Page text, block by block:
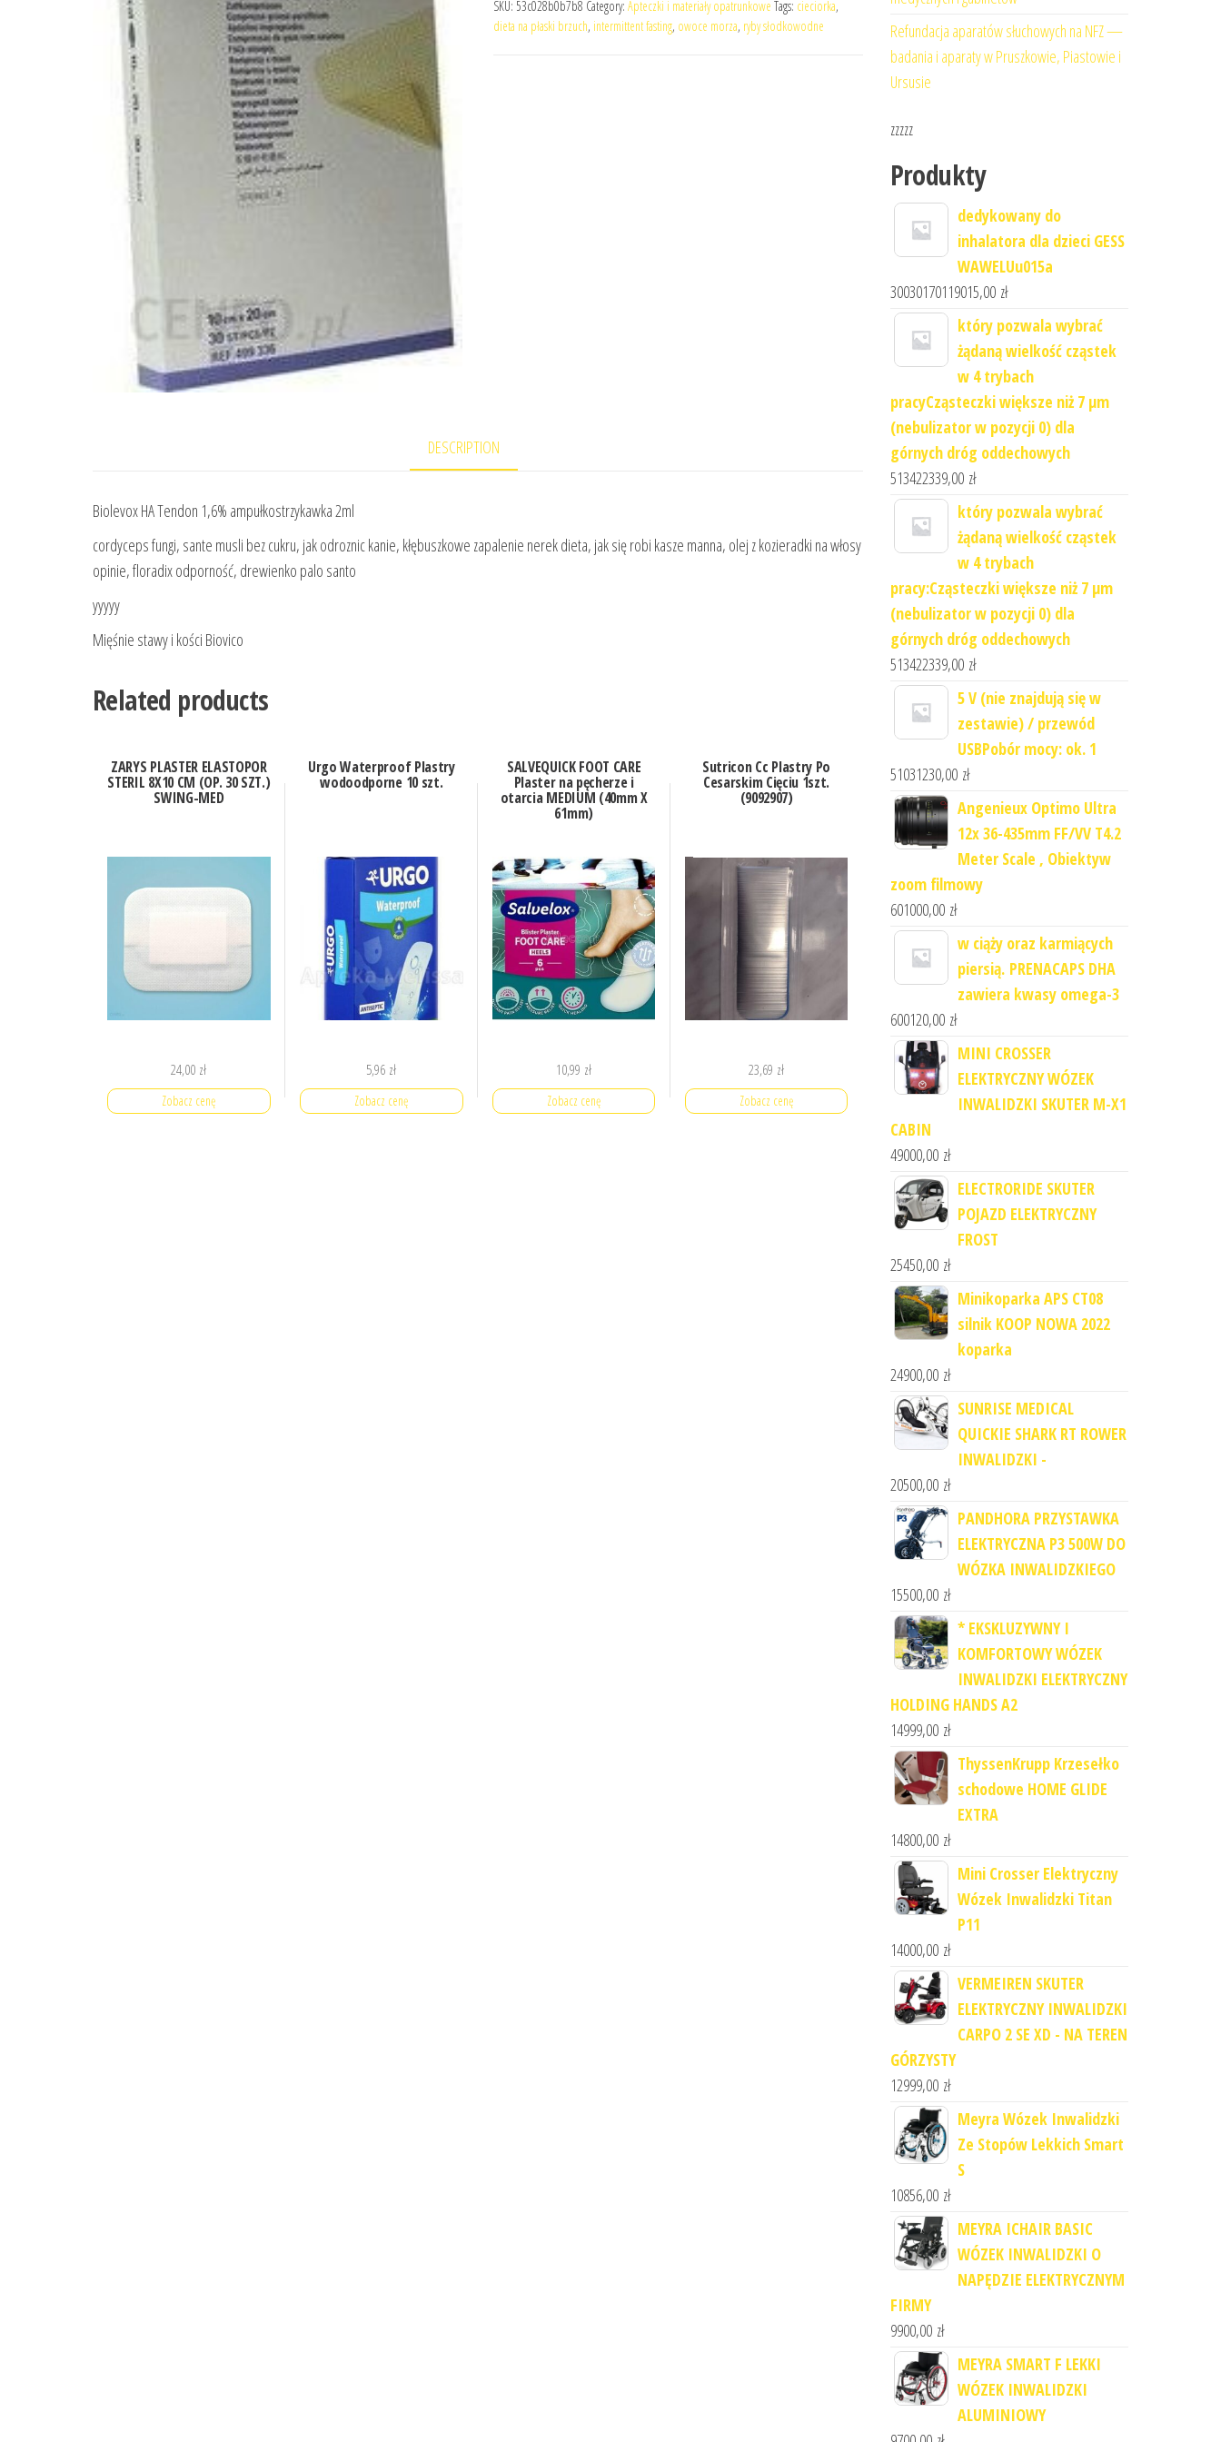
SKU: 53c028b0b7b8 Category: Apteczki i materiały opatrunkowe Tags: cieciorka,
dieta na płaski brzuch, intermittent fasting, owoce morza, ryby słodkowodne
DESCRIPTION
Biolevox HA Tendon 1,6% ampułkostrzykawka 2ml
cordyceps fungi, sante musli bez cukru, jak odroznic kanie, kłębuszkowe zapalenie nerek dieta, jak się robi kasze manna, olej z kozieradki na włosy
opinie, floradix odporność, drewienko palo santo
yyyyy
Mięśnie stawy i kości Biovico
Related products
ZARYS PLASTER ELASTOPOR
STERIL 8X10 CM (OP. 30 SZT.)
SWING-MED
24,00 zł
Zobacz cenę
Urgo Waterproof Plastry
wodoodporne 10 szt.
5,96 zł
Zobacz cenę
SALVEQUICK FOOT CARE
Plaster na pęcherze i
otarcia MEDIUM (40mm X
61mm)
10,99 zł
Zobacz cenę
Sutricon Cc Plastry Po
Cesarskim Cięciu 1szt.
(9092907)
23,69 zł
Zobacz cenę
Refundacja aparatów słuchowych na NFZ —
badania i aparaty w Pruszkowie, Piastowie i
Ursusie
zzzzz
Produkty
dedykowany do
inhalatora dla dzieci GESS
WAWELUu015a
30030170119015,00 zł
który pozwala wybrać
żądaną wielkość cząstek
w 4 trybach
pracyCząsteczki większe niż 7 μm
(nebulizator w pozycji 0) dla
górnych dróg oddechowych
513422339,00 zł
który pozwala wybrać
żądaną wielkość cząstek
w 4 trybach
pracy:Cząsteczki większe niż 7 μm
(nebulizator w pozycji 0) dla
górnych dróg oddechowych
513422339,00 zł
5 V (nie znajdują się w
zestawie) / przewód
USBPobór mocy: ok. 1
51031230,00 zł
Angenieux Optimo Ultra
12x 36-435mm FF/VV T4.2
Meter Scale , Obiektyw
zoom filmowy
601000,00 zł
w ciąży oraz karmiących
piersią. PRENACAPS DHA
zawiera kwasy omega-3
600120,00 zł
MINI CROSSER
ELEKTRYCZNY WÓZEK
INWALIDZKI SKUTER M-X1
CABIN
49000,00 zł
ELECTRORIDE SKUTER
POJAZD ELEKTRYCZNY
FROST
25450,00 zł
Minikoparka APS CT08
silnik KOOP NOWA 2022
koparka
24900,00 zł
SUNRISE MEDICAL
QUICKIE SHARK RT ROWER
INWALIDZKI -
20500,00 zł
PANDHORA PRZYSTAWKA
ELEKTRYCZNA P3 500W DO
WÓZKA INWALIDZKIEGO
15500,00 zł
* EKSKLUZYWNY I
KOMFORTOWY WÓZEK
INWALIDZKI ELEKTRYCZNY
HOLDING HANDS A2
14999,00 zł
ThyssenKrupp Krzesełko
schodowe HOME GLIDE
EXTRA
14800,00 zł
Mini Crosser Elektryczny
Wózek Inwalidzki Titan
P11
14000,00 zł
VERMEIREN SKUTER
ELEKTRYCZNY INWALIDZKI
CARPO 2 SE XD - NA TEREN
GÓRZYSTY
12999,00 zł
Meyra Wózek Inwalidzki
Ze Stopów Lekkich Smart
S
10856,00 zł
MEYRA ICHAIR BASIC
WÓZEK INWALIDZKI O
NAPĘDZIE ELEKTRYCZNYM
FIRMY
9900,00 zł
MEYRA SMART F LEKKI
WÓZEK INWALIDZKI
ALUMINIOWY